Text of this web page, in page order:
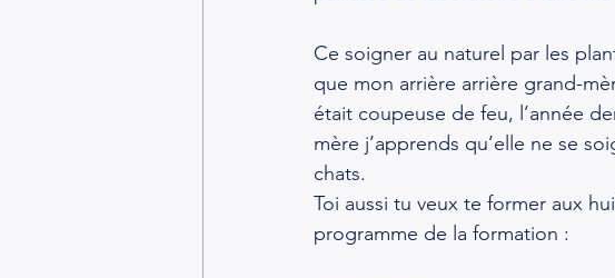
Ce soigner au naturel par les
que mon arrière arrière grand-
était coupeuse de feu, l’année
mère j’apprends qu’elle ne se
chats.
Toi aussi tu veux te former aux
programme de la formation :